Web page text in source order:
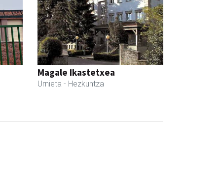
Magale Ikastetxea
Urnieta - Hezkuntza